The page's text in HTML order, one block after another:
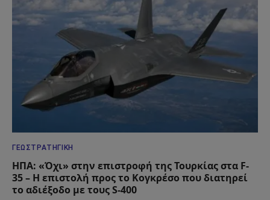
ΓΕΩΣΤΡΑΤΗΓΙΚΉ
ΗΠΑ: «Όχι» στην επιστροφή της Τουρκίας στα F-
35 – Η επιστολή προς το Κογκρέσο που διατηρεί
το αδιέξοδο με τους S-400